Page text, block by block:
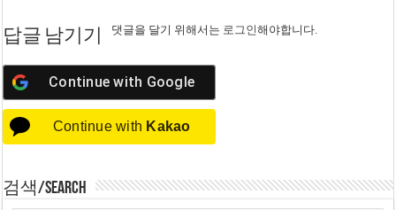
답글 남기기 댓글을 달기 위해서는 로그인해야합니다.
Continue with Google
Continue with Kakao
검색/Search